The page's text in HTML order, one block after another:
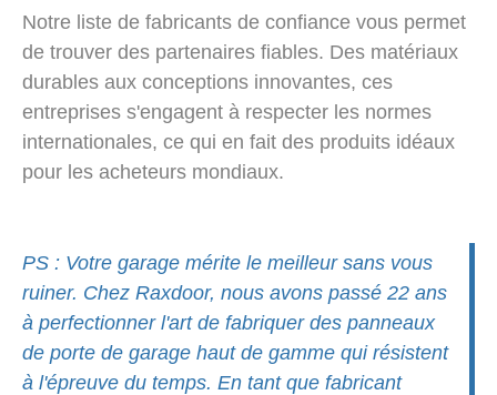
Notre liste de fabricants de confiance vous permet
de trouver des partenaires fiables. Des matériaux
durables aux conceptions innovantes, ces
entreprises s'engagent à respecter les normes
internationales, ce qui en fait des produits idéaux
pour les acheteurs mondiaux.
PS : Votre garage mérite le meilleur sans vous
ruiner. Chez Raxdoor, nous avons passé 22 ans
à perfectionner l'art de fabriquer des panneaux
de porte de garage haut de gamme qui résistent
à l'épreuve du temps. En tant que fabricant